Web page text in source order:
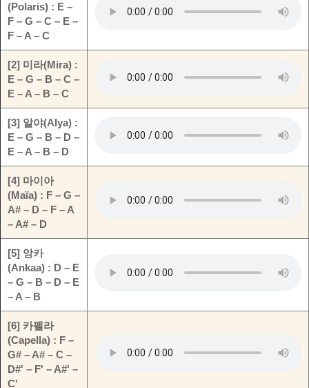
(Polaris) : E –
F – G – C – E –
F – A – C
[2] 미라(Mira) :
E – G – B – C –
E – A – B – C
[3] 알야(Alya) :
E – G – B – D –
E – A – B – D
[4] 마이아
(Maïa) : F – G –
A# – D – F – A
– A# – D
[5] 앙카
(Ankaa) : D – E
– G – B – D – E
– A – B
[6] 카펠라
(Capella) : F –
G# – A# – C –
D#' – F' – A#' –
C'